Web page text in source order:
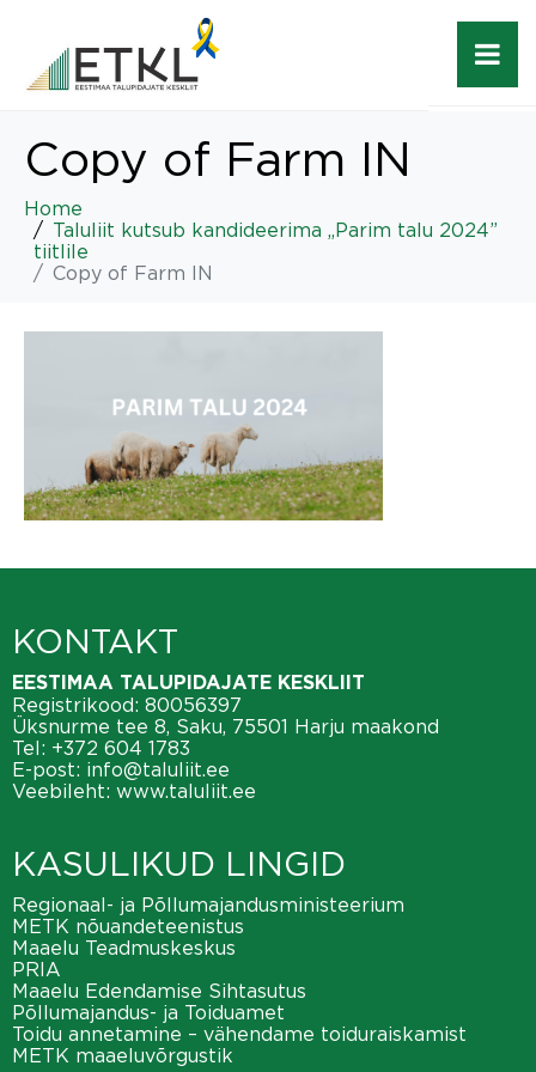
Copy of Farm IN
Home
Taluliit kutsub kandideerima „Parim talu 2024”
tiitlile
Copy of Farm IN
KONTAKT
EESTIMAA TALUPIDAJATE KESKLIIT
Registrikood: 80056397
Üksnurme tee 8, Saku, 75501 Harju maakond
Tel: +372 604 1783
E-post: info@taluliit.ee
Veebileht: www.taluliit.ee
KASULIKUD LINGID
Regionaal- ja Põllumajandusministeerium
METK nõuandeteenistus
Maaelu Teadmuskeskus
PRIA
Maaelu Edendamise Sihtasutus
Põllumajandus- ja Toiduamet
Toidu annetamine – vähendame toiduraiskamist
METK maaeluvõrgustik